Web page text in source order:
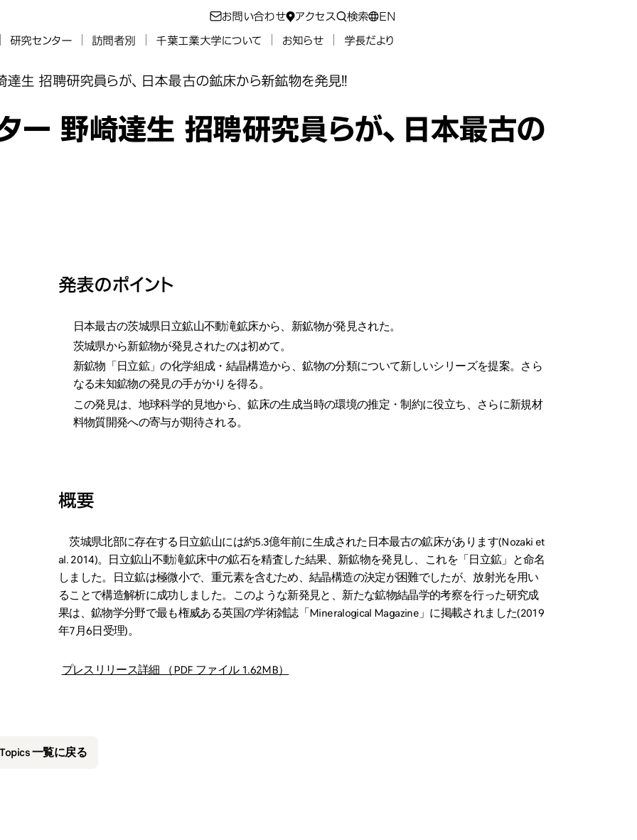
お問い合わせ アクセス 検索 EN
研究センター 訪問者別 千葉工業大学について お知らせ 学長だより
生 招聘研究員らが、日本最古の鉱床から新鉱物を発見!!
ー 野崎達生 招聘研究員らが、日本最古の
発表のポイント
日本最古の茨城県日立鉱山不動滝鉱床から、新鉱物が発見された。
茨城県から新鉱物が発見されたのは初めて。
新鉱物「日立鉱」の化学組成・結晶構造から、鉱物の分類について新しいシリーズを提案。さら
なる未知鉱物の発見の手がかりを得る。
この発見は、地球科学的見地から、鉱床の生成当時の環境の推定・制約に役立ち、さらに新規材
料物質開発への寄与が期待される。
概要
茨城県北部に存在する日立鉱山には約5.3億年前に生成された日本最古の鉱床があります(Nozaki et
al. 2014)。日立鉱山不動滝鉱床中の鉱石を精査した結果、新鉱物を発見し、これを「日立鉱」と命名
しました。日立鉱は極微小で、重元素を含むため、結晶構造の決定が困難でしたが、放射光を用い
ることで構造解析に成功しました。このような新発見と、新たな鉱物結晶学的考察を行った研究成
果は、鉱物学分野で最も権威ある英国の学術雑誌「Mineralogical Magazine」に掲載されました(2019
年7月6日受理)。
プレスリリース詳細 （PDF ファイル 1.62MB）
一覧に戻る